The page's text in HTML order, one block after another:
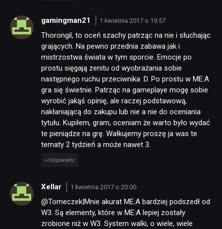
gamingman21 1 kwietnia 2017 o 19:57
Thorongil, to oceń szachy patrząc na nie i słuchając
grających. Na pewno przednia zabawa jak i
mistrzostwa świata w tym sporcie. Emocje po
prostu sięgają zenitu od wyobrażania sobie
następnego ruchu przeciwnika :D. Po prostu w ME:A
gra się świetnie. Patrząc na gameplaye mogę sobie
wyrobić jakąś opinię, ale raczej podstawową,
nakłaniającą do zakupu lub nie a nie do oceniania
tytułu. Kupiłem, gram, oceniam że warto było wydać
te pieniądze na grę. Wałkujemy proszę ja was te
tematy 2 tydzień a może nawet 3.
Odpowiedz
Xellar 1 kwietnia 2017 o 20:00
@Tomeczek|Mnie akurat ME:A bardziej podszedł od
W3. Są elementy, które w ME:A lepiej zostały
zrobione niż w W3. System walki, o wiele, wiele